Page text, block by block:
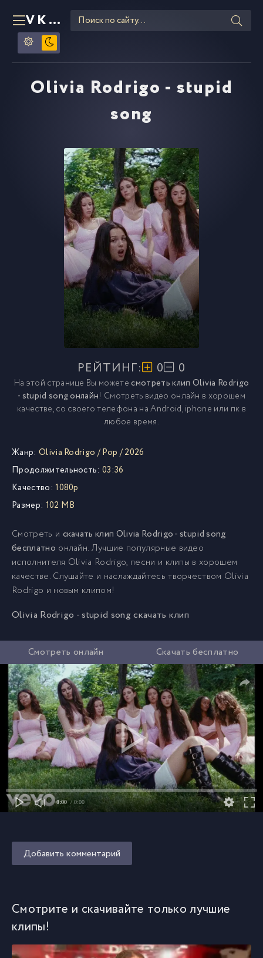
VKLIPE RU
Olivia Rodrigo - stupid
song
РЕЙТИНГ: 0 0
На этой странице Вы можетесмотреть клип Olivia Rodrigo
- stupid song онлайн! Смотреть видео онлайн в хорошем
качестве, со своего телефона на Android, iphone или пк в
любое время.
Жанр: Olivia Rodrigo /Pop /2026
Продолжительность: 03:36
Качество: 1080p
Размер: 102 MB
Смотреть и скачать клип Olivia Rodrigo - stupid song
бесплатно онлайн. Лучшие популярные видео
исполнителя Olivia Rodrigo, песни и клипы в хорошем
качестве. Слушайте и наслаждайтесь творчеством Olivia
Rodrigo и новым клипом!
Olivia Rodrigo - stupid song скачать клип
Смотреть онлайн Скачать бесплатно
0:00 / 0:00
Добавить комментарий
Смотрите и скачивайте только лучшие
клипы!